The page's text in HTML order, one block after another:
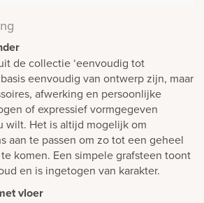
de collectie ‘eenvoudig tot
eenvoudig van ontwerp zijn, maar
afwerking en persoonlijke
of expressief vormgegeven
wilt. Het is altijd mogelijk om
aan te passen om zo tot een geheel
komen. Een simpele grafsteen toont
en is ingetogen van karakter.
vloer